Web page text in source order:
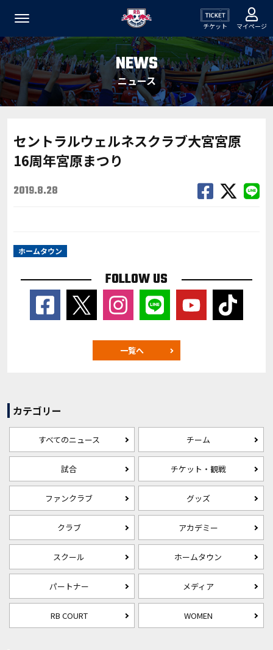
チケット マイページ
NEWS
ニュース
セントラルウェルネスクラブ大宮宮原
16周年宮原まつり
2019.8.28
ホームタウン
FOLLOW US
一覧へ
カテゴリー
すべてのニュース チーム
試合 チケット・観戦
ファンクラブ グッズ
クラブ アカデミー
スクール ホームタウン
パートナー メディア
RB COURT WOMEN